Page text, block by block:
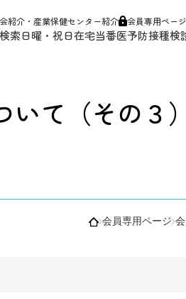
索日曜・祝日在宅当番医予防接種検
紹介・産業保健センター紹介 会員専用ページ
いて（その３
会員専用ページ